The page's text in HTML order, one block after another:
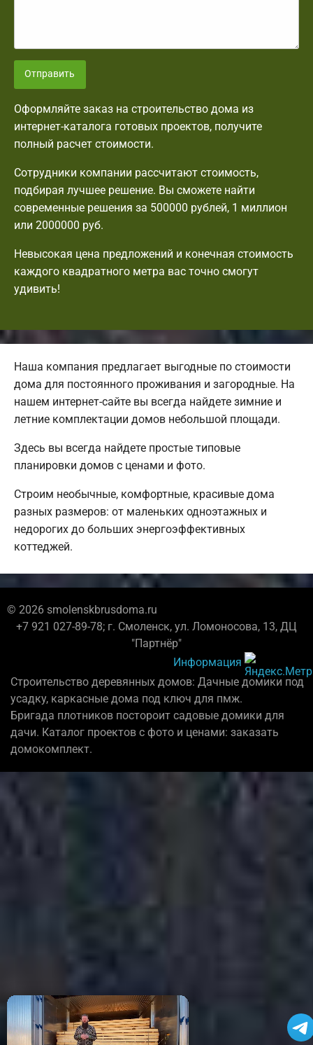
Отправить
Оформляйте заказ на строительство дома из
интернет-каталога готовых проектов, получите
полный расчет стоимости.
Сотрудники компании рассчитают стоимость,
подбирая лучшее решение. Вы сможете найти
современные решения за 500000 рублей, 1 миллион
или 2000000 руб.
Невысокая цена предложений и конечная стоимость
каждого квадратного метра вас точно смогут
удивить!
Наша компания предлагает выгодные по стоимости
дома для постоянного проживания и загородные. На
нашем интернет-сайте вы всегда найдете зимние и
летние комплектации домов небольшой площади.
Здесь вы всегда найдете простые типовые
планировки домов с ценами и фото.
Строим необычные, комфортные, красивые дома
разных размеров: от маленьких одноэтажных и
недорогих до больших энергоэффективных
коттеджей.
© 2026 smolenskbrusdoma.ru
+7 921 027-89-78; г. Смоленск, ул. Ломоносова, 13, ДЦ
"Партнёр"
Информация
Строительство деревянных домов: Дачные домики под
усадку, каркасные дома под ключ для пмж.
Бригада плотников постороит садовые домики для
дачи. Каталог проектов с фото и ценами: заказать
домокомплект.